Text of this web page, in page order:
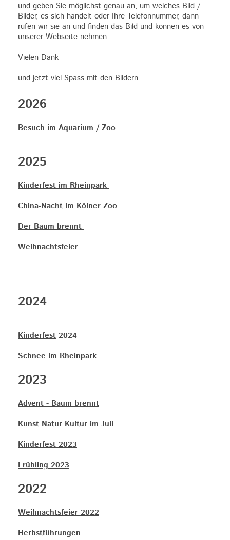
und geben Sie möglichst genau an, um welches Bild /
Bilder, es sich handelt oder Ihre Telefonnummer, dann
rufen wir sie an und finden das Bild und können es von
unserer Webseite nehmen.
Vielen Dank
und jetzt viel Spass mit den Bildern.
2026
Besuch im Aquarium / Zoo
2025
Kinderfest im Rheinpark
China-Nacht im Kölner Zoo
Der Baum brennt
Weihnachtsfeier
2024
Kinderfest 2024
Schnee im Rheinpark
2023
Advent - Baum brennt
Kunst Natur Kultur im Juli
Kinderfest 2023
Frühling 2023
2022
Weihnachtsfeier 2022
Herbstführungen